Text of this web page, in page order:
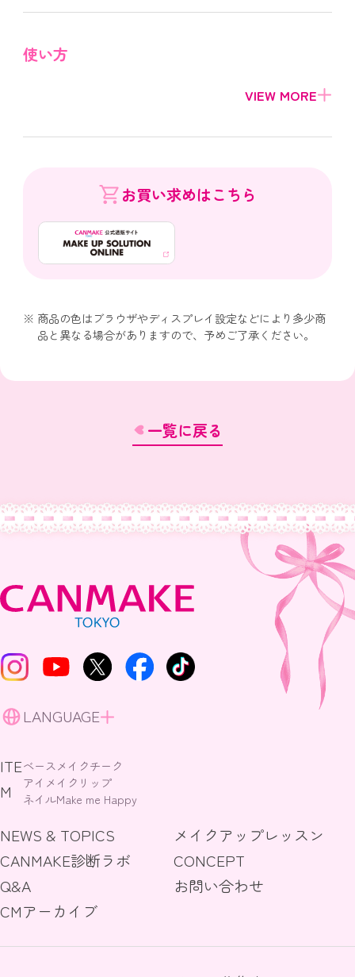
使い方
お買い求めはこちら
商品の色はブラウザやディスプレイ設定などにより多少商
品と異なる場合がありますので、予めご了承ください。
一覧に戻る
LANGUAGE
ITE
M
ベースメイクチーク
アイメイク リップ
ネイルMake me Happy
NEWS & TOPICS
メイクアップレッスン
CANMAKE診断ラボ
CONCEPT
Q&A
お問い合わせ
CMアーカイブ